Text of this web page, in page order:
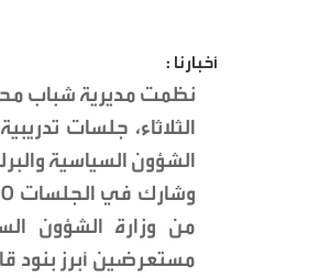
أخبارنا :
نظمت مديرية شباب
الثلاثاء، جلسات
الشؤون السياسية
من وزارة الشؤون
مستعرضين أبرز بنود